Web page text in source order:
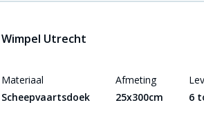
Wimpel Utrecht
Materiaal
Scheepvaartsdoek
Afmeting
25x300cm
6